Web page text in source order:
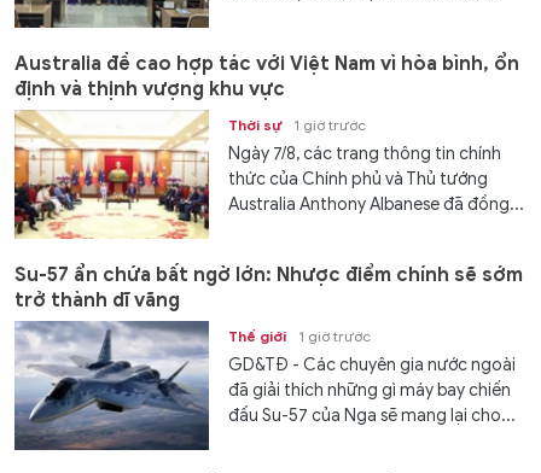
Australia đề cao hợp tác với Việt Nam vì hòa bình, ổn
định và thịnh vượng khu vực
Thời sự 1 giờ trước
Ngày 7/8, các trang thông tin chính
thức của Chính phủ và Thủ tướng
Australia Anthony Albanese đã đồng...
Su-57 ẩn chứa bất ngờ lớn: Nhược điểm chính sẽ sớm
trở thành dĩ vãng
Thế giới 1 giờ trước
GD&TĐ - Các chuyên gia nước ngoài
đã giải thích những gì máy bay chiến
đấu Su-57 của Nga sẽ mang lại cho...